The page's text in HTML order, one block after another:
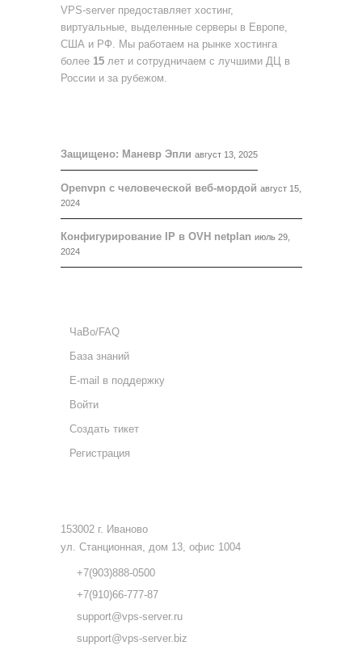
VPS-server предоставляет хостинг,
виртуальные, выделенные серверы в Европе,
США и РФ. Мы работаем на рынке хостинга
более 15лет и сотрудничаем с лучшими ДЦ в
России и за рубежом.
Защищено: Маневр Эпли август 13, 2025
Openvpn с человеческой веб-мордой август 15,
2024
Конфигурирование IP в OVH netplan июль 29,
2024
ЧаВо/FAQ
База знаний
E-mail в поддержку
Войти
Создать тикет
Регистрация
153002 г. Иваново
ул. Станционная, дом 13, офис 1004
+7(903)888-0500
+7(910)66-777-87
support@vps-server.ru
support@vps-server.biz